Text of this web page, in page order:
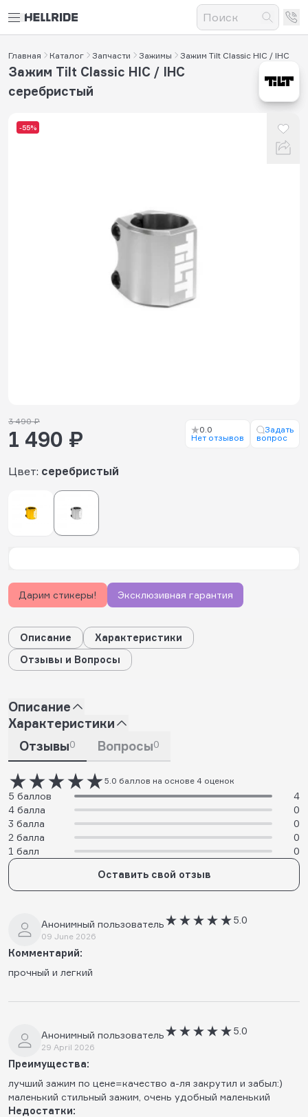
Главная Каталог Запчасти Зажимы Зажим Tilt Classic HIC / IHC
-55%
Зажим Tilt Classic HIC / IHC
серебристый
Цвет: серебристый
3 490 ₽
1 490 ₽
0.0
Нет отзывов
Задать
вопрос
Дарим стикеры! Эксклюзивная гарантия
Описание
Характеристики
Отзывы и Вопросы
Описание
Характеристики
Отзывы0 Вопросы0
5.0 баллов на основе 4 оценок
5 баллов
4
4 балла
0
3 балла
0
2 балла
0
1 балл
0
Оставить свой отзыв
Анонимный пользователь
09 June 2026
5.0
Комментарий:
прочный и легкий
Анонимный пользователь
29 April 2026
5.0
Преимущества:
лучший зажим по цене=качество а-ля закрутил и забыл:)
маленький стильный зажим, очень удобный маленький
Недостатки: